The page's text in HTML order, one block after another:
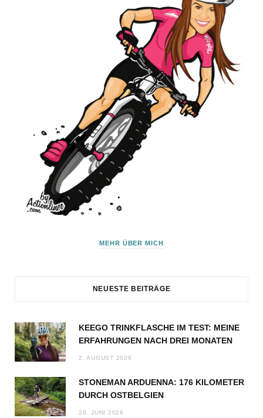
MEHR ÜBER MICH
NEUESTE BEITRÄGE
KEEGO TRINKFLASCHE IM TEST: MEINE
ERFAHRUNGEN NACH DREI MONATEN
2. AUGUST 2026
STONEMAN ARDUENNA: 176 KILOMETER
DURCH OSTBELGIEN
28. JUNI 2026